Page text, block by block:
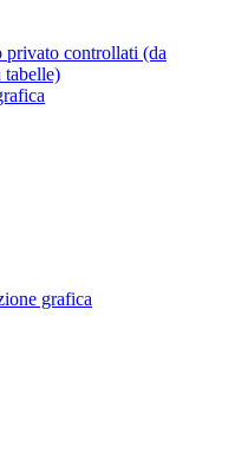
controllati (da
tabelle)
grafica